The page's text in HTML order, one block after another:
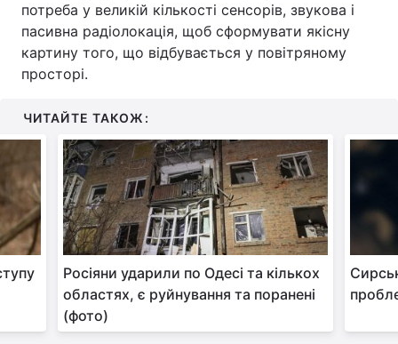
потреба у великій кількості сенсорів, звукова і
пасивна радіолокація, щоб сформувати якісну
картину того, що відбувається у повітряному
просторі.
ЧИТАЙТЕ ТАКОЖ:
Росіяни ударили по Одесі та кількох
областях, є руйнування та поранені
(фото)